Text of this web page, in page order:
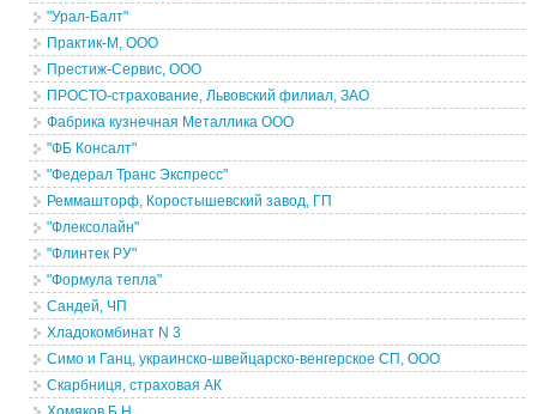
"Урал-Балт"
Практик-М, ООО
Престиж-Сервис, ООО
ПРОСТО-страхование, Львовский филиал, ЗАО
Фабрика кузнечная Металлика ООО
"ФБ Консалт"
"Федерал Транс Экспресс"
Реммашторф, Коростышевский завод, ГП
"Флексолайн"
"Флинтек РУ"
"Формула тепла"
Сандей, ЧП
Хладокомбинат N 3
Симо и Ганц, украинско-швейцарско-венгерское СП, ООО
Скарбниця, страховая АК